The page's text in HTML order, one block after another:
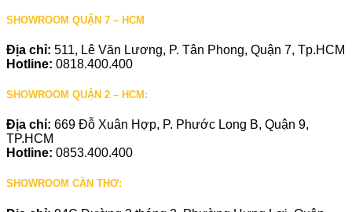
SHOWROOM QUẬN 7 – HCM
Địa chỉ: 511, Lê Văn Lương, P. Tân Phong, Quận 7, Tp.HCM
Hotline: 0818.400.400
SHOWROOM QUẬN 2 – HCM:
Địa chỉ: 669 Đỗ Xuân Hợp, P. Phước Long B, Quận 9,
TP.HCM
Hotline: 0853.400.400
SHOWROOM CẦN THƠ: